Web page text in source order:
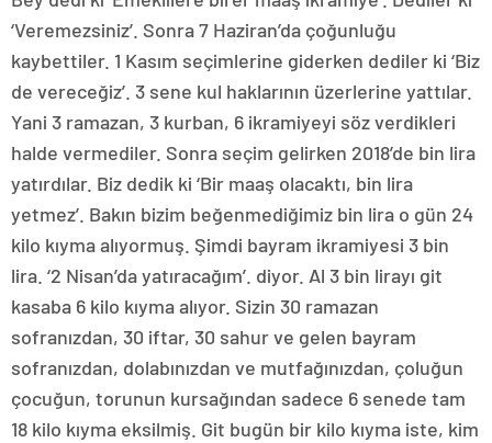
‘Veremezsiniz’. Sonra 7 Haziran’da çoğunluğu
kaybettiler. 1 Kasım seçimlerine giderken dediler ki ‘Biz
de vereceğiz’. 3 sene kul haklarının üzerlerine yattılar.
Yani 3 ramazan, 3 kurban, 6 ikramiyeyi söz verdikleri
halde vermediler. Sonra seçim gelirken 2018’de bin lira
yatırdılar. Biz dedik ki ‘Bir maaş olacaktı, bin lira
yetmez’. Bakın bizim beğenmediğimiz bin lira o gün 24
kilo kıyma alıyormuş. Şimdi bayram ikramiyesi 3 bin
lira. ‘2 Nisan’da yatıracağım’. diyor. Al 3 bin lirayı git
kasaba 6 kilo kıyma alıyor. Sizin 30 ramazan
sofranızdan, 30 iftar, 30 sahur ve gelen bayram
sofranızdan, dolabınızdan ve mutfağınızdan, çoluğun
çocuğun, torunun kursağından sadece 6 senede tam
18 kilo kıyma eksilmiş. Git bugün bir kilo kıyma iste, kim